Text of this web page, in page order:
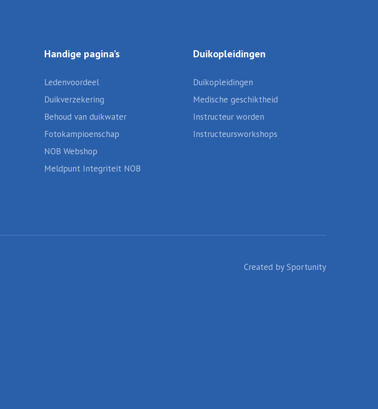
Handige pagina’s
Ledenvoordeel
Duikverzekering
Behoud van duikwater
Fotokampioenschap
NOB Webshop
Meldpunt Integriteit NOB
Duikopleidingen
Duikopleidingen
Medische geschiktheid
Instructeur worden
Instructeursworkshops
Created bySportunity